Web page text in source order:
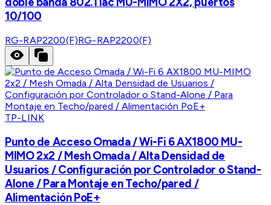
10/100
RG-RAP2200(F)RG-RAP2200(F)
TP-LINK
Punto de Acceso Omada / Wi-Fi 6 AX1800 MU-
MIMO 2x2 / Mesh Omada / Alta Densidad de
Usuarios / Configuración por Controlador o Stand-
Alone / Para Montaje en Techo/pared /
Alimentación PoE+